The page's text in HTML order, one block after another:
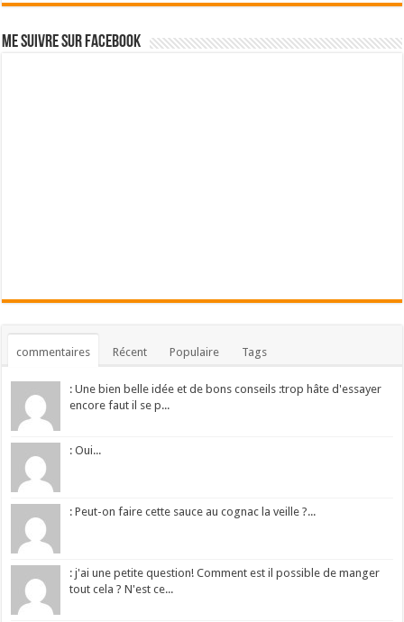
Me suivre sur Facebook
commentaires Récent Populaire Tags
: Une bien belle idée et de bons conseils :trop hâte d'essayer
encore faut il se p...
: Oui...
: Peut-on faire cette sauce au cognac la veille ?...
: j'ai une petite question! Comment est il possible de manger
tout cela ? N'est ce...